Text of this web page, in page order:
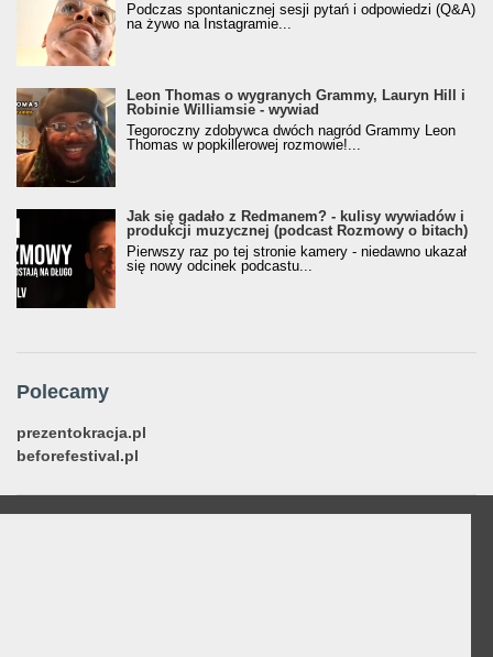
Podczas spontanicznej sesji pytań i odpowiedzi (Q&A)
na żywo na Instagramie...
Leon Thomas o wygranych Grammy, Lauryn Hill i
Robinie Williamsie - wywiad
Tegoroczny zdobywca dwóch nagród Grammy Leon
Thomas w popkillerowej rozmowie!...
Jak się gadało z Redmanem? - kulisy wywiadów i
produkcji muzycznej (podcast Rozmowy o bitach)
Pierwszy raz po tej stronie kamery - niedawno ukazał
się nowy odcinek podcastu...
Polecamy
prezentokracja.pl
beforefestival.pl